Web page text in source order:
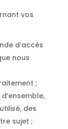
vos
d’accès
nous
;
des
sujet ;